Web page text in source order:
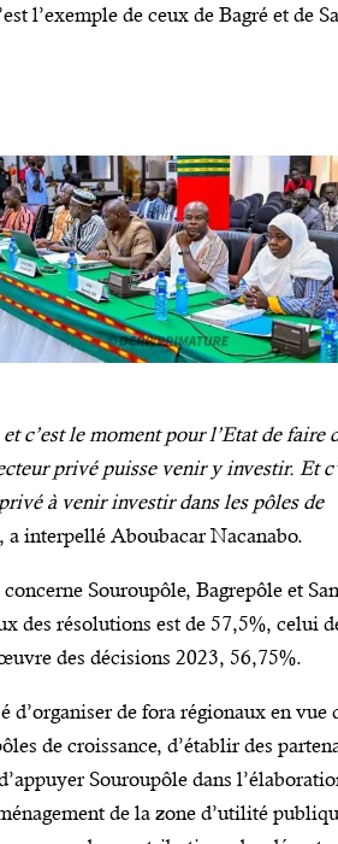
l’exemple de ceux de Bagré et de
c’est le moment pour l’Etat de faire
privé puisse venir y investir. Et
à venir investir dans les pôles de
a interpellé Aboubacar Nacanabo.
Souroupôle, Bagrepôle et
des résolutions est de 57,5%, celui
des décisions 2023, 56,75%.
de fora régionaux en vue
de croissance, d’établir des
Souroupôle dans
de la zone d’utilité